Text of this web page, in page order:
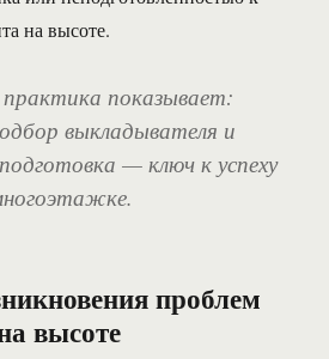
на высоте.
показывает:
выкладывателя и
— ключ к успеху
проблем
высоте